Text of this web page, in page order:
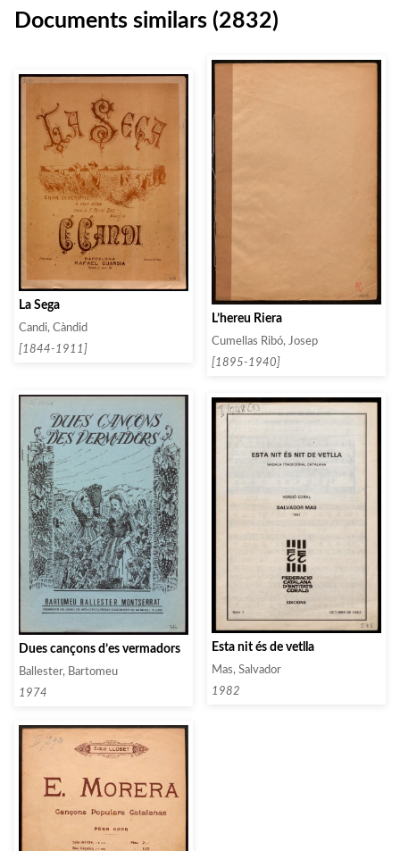
Documents similars (2832)
La Sega
Candi, Càndid
[1844-1911]
L’hereu Riera
Cumellas Ribó, Josep
[1895-1940]
Dues cançons d’es vermadors
Ballester, Bartomeu
1974
Esta nit és de vetlla
Mas, Salvador
1982